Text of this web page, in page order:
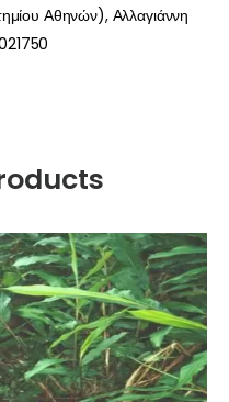
Αθηνών), Αλλαγιάννη